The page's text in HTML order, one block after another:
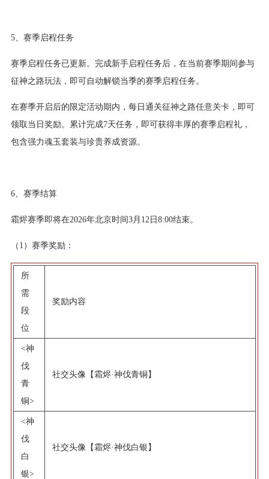
5、赛季启程任务
赛季启程任务已更新。完成新手启程任务后，在当前赛季期间参与
征神之路玩法，即可自动解锁当季的赛季启程任务。
在赛季开启后的限定活动期内，每日通关征神之路任意关卡，即可
领取当日奖励。累计完成7天任务，即可获得丰厚的赛季启程礼，
包含强力魂玉套装与珍贵养成资源。
6、赛季结算
霜烬赛季即将在2026年北京时间3月12日8:00结束。
（1）赛季奖励：
所
需
段
位
奖励内容
<神
伐
青
铜>
社交头像【霜烬·神伐青铜】
<神
伐
白
银>
社交头像【霜烬·神伐白银】